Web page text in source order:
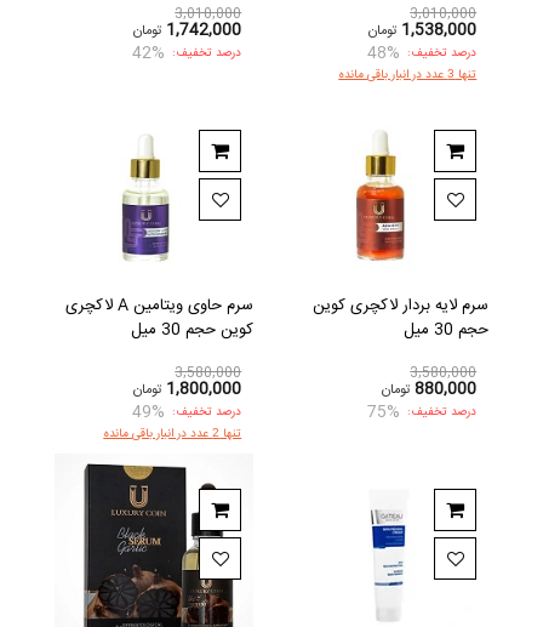
3,010,000
1,538,000 تومان
درصد تخفیف: 48%
تنها 3 عدد در انبار باقی مانده
3,010,000
1,742,000 تومان
درصد تخفیف: 42%
سرم لایه بردار لاکچری کوین
حجم 30 میل
3,580,000
880,000 تومان
درصد تخفیف: 75%
سرم حاوی ویتامین A لاکچری
کوین حجم 30 میل
3,580,000
1,800,000 تومان
درصد تخفیف: 49%
تنها 2 عدد در انبار باقی مانده